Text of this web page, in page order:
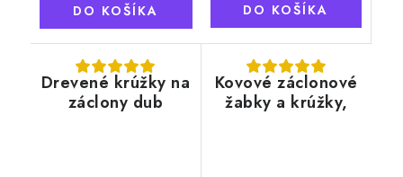
DO KOŠÍKA DO KOŠÍKA
Drevené krúžky na
záclony dub
Kovové záclonové
žabky a krúžky,